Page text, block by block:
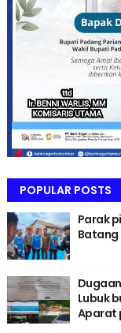
POPULAR POSTS
Parak
Dugaan
Lubuk
Aparat